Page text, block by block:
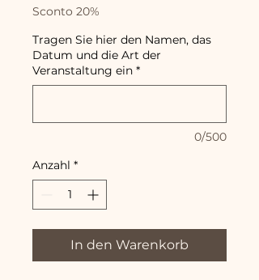
Sconto 20%
Tragen Sie hier den Namen, das
Datum und die Art der
Veranstaltung ein *
0/500
Anzahl *
In den Warenkorb